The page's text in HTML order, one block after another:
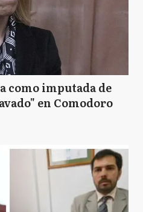
como imputada de
en Comodoro